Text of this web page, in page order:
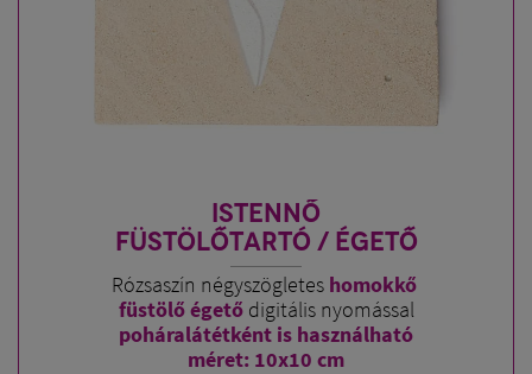
ISTENNŐ
FÜSTÖLŐTARTÓ / ÉGETŐ
Rózsaszín négyszögletes homokkő
füstölő égető digitális nyomással
poháralátétként is használható
méret: 10x10 cm